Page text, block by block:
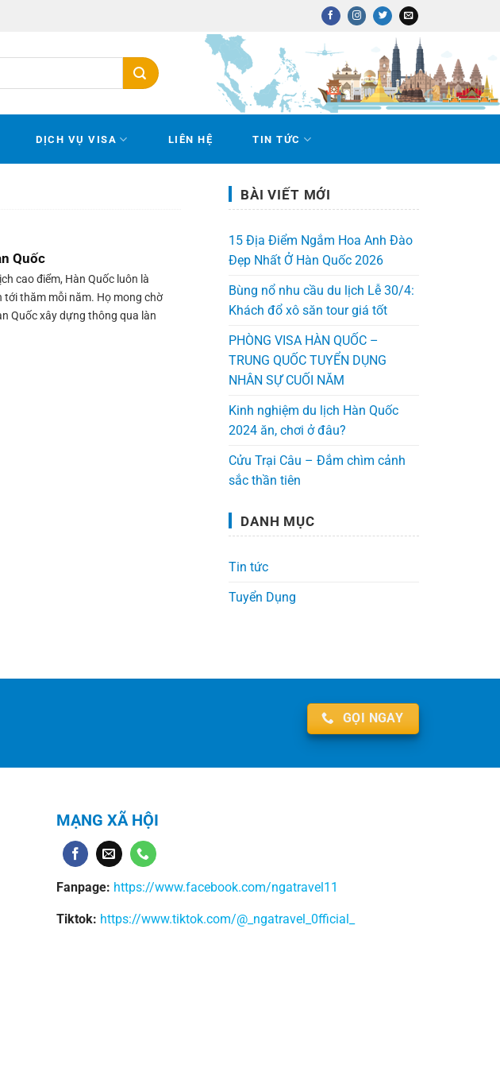
DỊCH VỤ VISA LIÊN HỆ TIN TỨC
Quốc
cao điểm, Hàn Quốc luôn là
thăm mỗi năm. Họ mong chờ
Quốc xây dựng thông qua làn
BÀI VIẾT MỚI
15 Địa Điểm Ngắm Hoa Anh Đào
Đẹp Nhất Ở Hàn Quốc 2026
Bùng nổ nhu cầu du lịch Lễ 30/4:
Khách đổ xô săn tour giá tốt
PHÒNG VISA HÀN QUỐC –
TRUNG QUỐC TUYỂN DỤNG
NHÂN SỰ CUỐI NĂM
Kinh nghiệm du lịch Hàn Quốc
2024 ăn, chơi ở đâu?
Cửu Trại Câu – Đắm chìm cảnh
sắc thần tiên
DANH MỤC
Tin tức
Tuyển Dụng
GỌI NGAY
MẠNG XÃ HỘI
Fanpage: https://www.facebook.com/ngatravel11
Tiktok: https://www.tiktok.com/@_ngatravel_0fficial_